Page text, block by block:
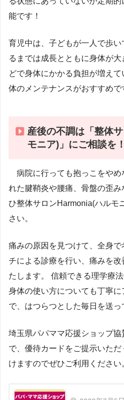
能です！
育児中は、子どもが一人で歩
るまでは成長とともに身体が
どで身体にかかる負担が増え
体のメンテナンスがおすすめで
産後の不調は「整体
モニア)」にご相談を！
病院に行っても抱っこをやめ
れた腱鞘炎や腰痛、骨盤の歪
ひ整体サロンHarmonia(ハルモ
さい。
痛みの原因を見つけて、全身
チによる診療を行い、痛みを
たします。 信頼できる理学療
身体の使い方についても丁寧
で、はつらつとした毎日を送っ
埼玉県パパママ応援ショップ
で、優待カードをご提示いた
けますのでぜひご利用ください